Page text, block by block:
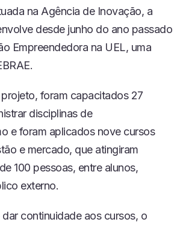
na Agência de Inovação, a
desde junho do ano passado
Empreendedora na UEL, uma
foram capacitados 27
disciplinas de
e foram aplicados nove cursos
e mercado, que atingiram
100 pessoas, entre alunos,
externo.
dar continuidade aos cursos, o